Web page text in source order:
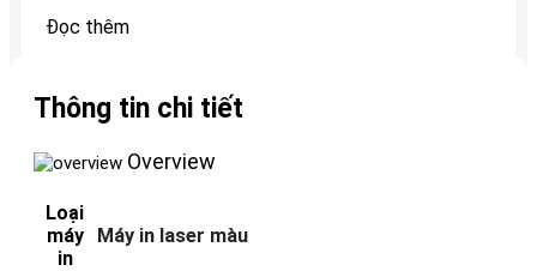
Đọc thêm
Thông tin chi tiết
Overview
Loại
máy
in
Máy in laser màu